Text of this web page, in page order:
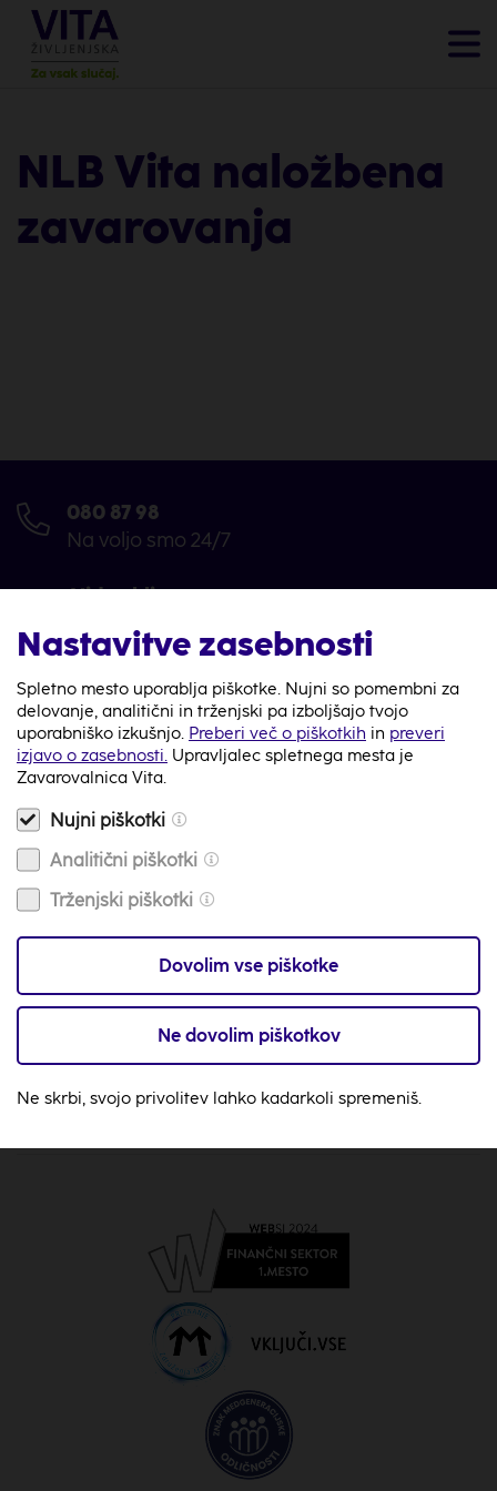
NLB Vita naložbena
zavarovanja
080 87 98
Na voljo smo 24/7
Video klic
info@zav-vita.si
Imaš vprašanje? Piši nam
Zemljevid
s tvojo najbližjo poslovalnico
Za stranke
Nastavitve zasebnosti
Spletno mesto uporablja piškotke. Nujni so pomembni za
delovanje, analitični in trženjski pa izboljšajo tvojo
uporabniško izkušnjo. Preberi več o piškotkih in preveri
izjavo o zasebnosti. Upravljalec spletnega mesta je
Zavarovalnica Vita.
Nujni piškotki
Analitični piškotki
Trženjski piškotki
Dovolim vse piškotke
Ne dovolim piškotkov
Ne skrbi, svojo privolitev lahko kadarkoli spremeniš.